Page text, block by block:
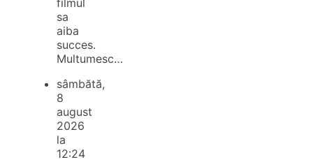
filmul
sa
aiba
succes.
Multumesc…
sâmbătă,
8
august
2026
la
12:24